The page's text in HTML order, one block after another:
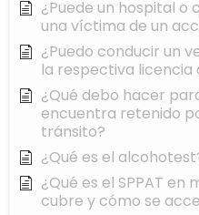
¿Puede un hospital o
una víctima de un
¿Puedo conducir un
la respectiva licencia
¿Qué debo hacer
encuentra retenido
tránsito?
¿Qué es el
¿Qué es el SPPAT en
cubre y cómo se